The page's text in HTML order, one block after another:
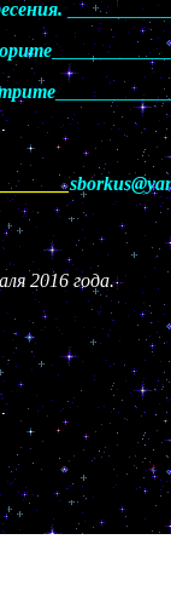
2016 года.